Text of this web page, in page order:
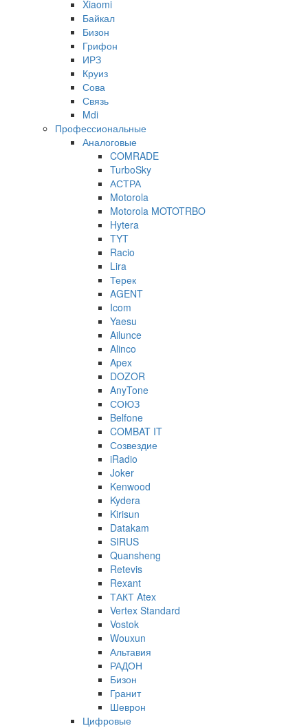
Xiaomi
Байкал
Бизон
Грифон
ИРЗ
Круиз
Сова
Связь
Mdi
Профессиональные
Аналоговые
COMRADE
TurboSky
АСТРА
Motorola
Motorola MOTOTRBO
Hytera
TYT
Racio
Lira
Терек
AGENT
Icom
Yaesu
Ailunce
Alinco
Apex
DOZOR
AnyTone
СОЮЗ
Belfone
COMBAT IT
Созвездие
iRadio
Joker
Kenwood
Kydera
Kirisun
Datakam
SIRUS
Quansheng
Retevis
Rexant
ТАКТ Atex
Vertex Standard
Vostok
Wouxun
Альтавия
РАДОН
Бизон
Гранит
Шеврон
Цифровые